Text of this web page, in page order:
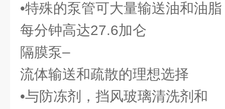
•特殊的泵管可大量输送油和油
每分钟高达27.6加仑
隔膜泵–
流体输送和疏散的理想选择
•与防冻剂，挡风玻璃清洗剂和